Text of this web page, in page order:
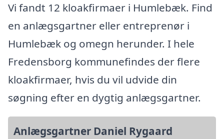
Vi fandt 12 kloakfirmaer i Humlebæk. Find
en anlægsgartner eller entreprenør i
Humlebæk og omegn herunder. I hele
Fredensborg kommunefindes der flere
kloakfirmaer, hvis du vil udvide din
søgning efter en dygtig anlægsgartner.
Anlægsgartner Daniel Rygaard